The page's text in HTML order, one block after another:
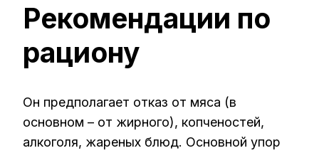
Рекомендации по
рациону
Он предполагает отказ от мяса (в
основном – от жирного), копченостей,
алкоголя, жареных блюд. Основной упор